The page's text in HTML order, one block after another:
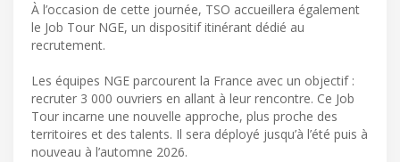
À l’occasion de cette journée, TSO accueillera également
le Job Tour NGE, un dispositif itinérant dédié au
recrutement.
Les équipes NGE parcourent la France avec un objectif :
recruter 3 000 ouvriers en allant à leur rencontre. Ce Job
Tour incarne une nouvelle approche, plus proche des
territoires et des talents. Il sera déployé jusqu’à l’été puis à
nouveau à l’automne 2026.